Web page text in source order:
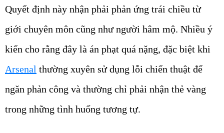
Quyết định này nhận phải phản ứng trái chiều từ
giới chuyên môn cũng như người hâm mộ. Nhiều ý
kiến cho rằng đây là án phạt quá nặng, đặc biệt khi
Arsenal thường xuyên sử dụng lỗi chiến thuật để
ngăn phản công và thường chỉ phải nhận thẻ vàng
trong những tình huống tương tự.